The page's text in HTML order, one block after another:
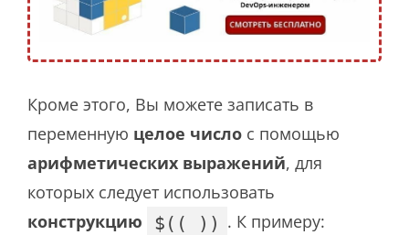
Кроме этого, Вы можете записать в
переменную целое число с помощью
арифметических выражений, для
которых следует использовать
конструкцию
$(( )) . К примеру: